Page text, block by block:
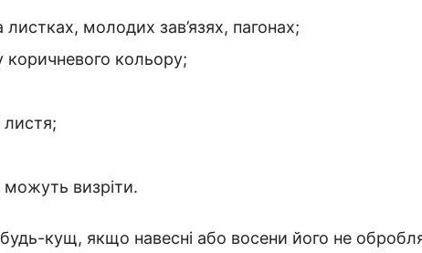
листках, молодих зав’язях, пагонах;
коричневого кольору;
листя;
визріти.
кущ, якщо навесні або восени його не